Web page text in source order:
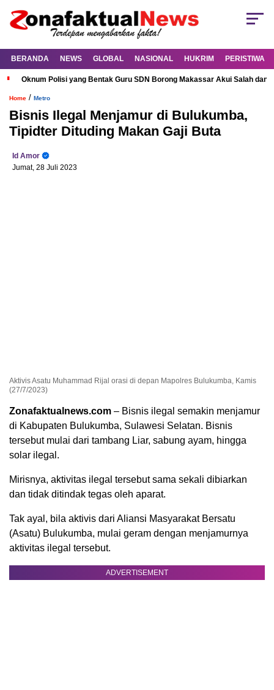
BERANDA NEWS GLOBAL NASIONAL HUKRIM PERISTIWA
Oknum Polisi yang Bentak Guru SDN Borong Makassar Akui Salah dan
Home / Metro
Bisnis Ilegal Menjamur di Bulukumba,
Tipidter Dituding Makan Gaji Buta
Id Amor
Jumat, 28 Juli 2023
Aktivis Asatu Muhammad Rijal orasi di depan Mapolres Bulukumba, Kamis
(27/7/2023)
Zonafaktualnews.com – Bisnis ilegal semakin menjamur
di Kabupaten Bulukumba, Sulawesi Selatan. Bisnis
tersebut mulai dari tambang Liar, sabung ayam, hingga
solar ilegal.
Mirisnya, aktivitas ilegal tersebut sama sekali dibiarkan
dan tidak ditindak tegas oleh aparat.
Tak ayal, bila aktivis dari Aliansi Masyarakat Bersatu
(Asatu) Bulukumba, mulai geram dengan menjamurnya
aktivitas ilegal tersebut.
ADVERTISEMENT